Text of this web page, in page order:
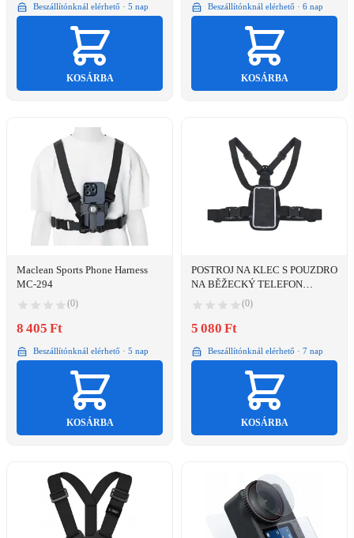
Beszállítónknál elérhető · 5 nap
KOSÁRBA
Beszállítónknál elérhető · 6 nap
KOSÁRBA
Maclean Sports Phone Harness
MC-294
(0)
8 405 Ft
Beszállítónknál elérhető · 5 nap
KOSÁRBA
POSTROJ NA KLEC S POUZDRO
NA BĚŽECKÝ TELEFON
UNIVERZÁLNÍ VELIKOST MC-
446
(0)
5 080 Ft
Beszállítónknál elérhető · 7 nap
KOSÁRBA